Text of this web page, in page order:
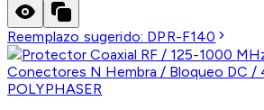
Reemplazo sugerido: DPR-F140
POLYPHASER